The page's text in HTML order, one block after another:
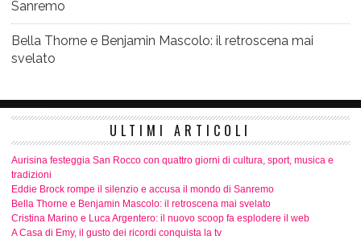
Sanremo
Bella Thorne e Benjamin Mascolo: il retroscena mai
svelato
ULTIMI ARTICOLI
Aurisina festeggia San Rocco con quattro giorni di cultura, sport, musica e
tradizioni
Eddie Brock rompe il silenzio e accusa il mondo di Sanremo
Bella Thorne e Benjamin Mascolo: il retroscena mai svelato
Cristina Marino e Luca Argentero: il nuovo scoop fa esplodere il web
A Casa di Emy, il gusto dei ricordi conquista la tv